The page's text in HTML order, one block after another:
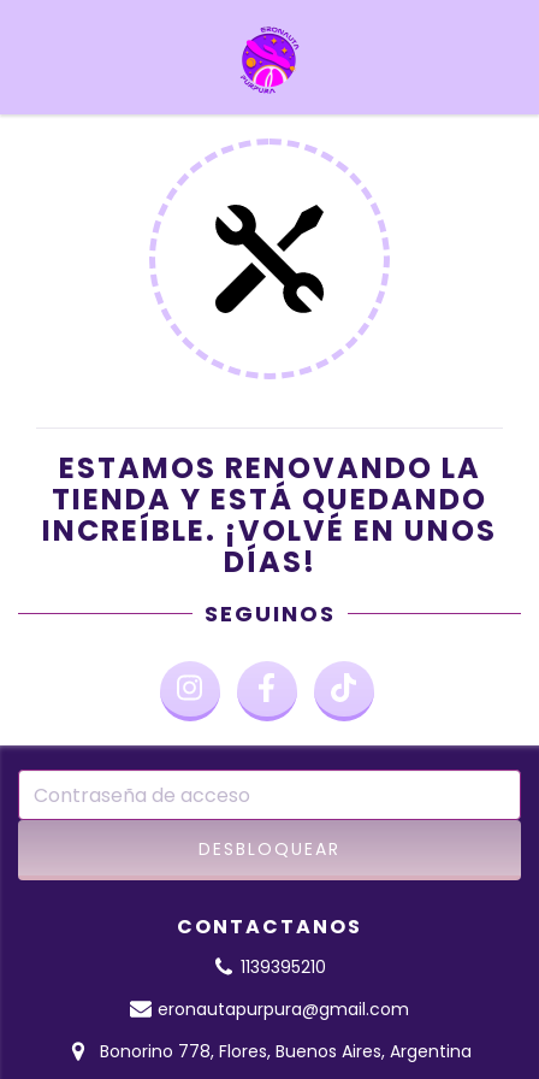
ESTAMOS RENOVANDO LA
TIENDA Y ESTÁ QUEDANDO
INCREÍBLE. ¡VOLVÉ EN UNOS
DÍAS!
SEGUINOS
CONTACTANOS
1139395210
eronautapurpura@gmail.com
Bonorino 778, Flores, Buenos Aires, Argentina